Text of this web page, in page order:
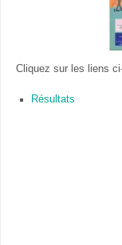
Cliquez sur les liens
Résultats